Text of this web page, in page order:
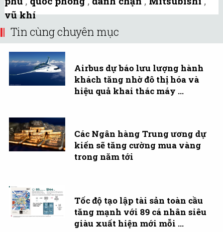
vũ khí
Tin cùng chuyên mục
Airbus dự báo lưu lượng hành
khách tăng nhờ đô thị hóa và
hiệu quả khai thác máy ...
Các Ngân hàng Trung ương dự
kiến sẽ tăng cường mua vàng
trong năm tới
Tốc độ tạo lập tài sản toàn cầu
tăng mạnh với 89 cá nhân siêu
giàu xuất hiện mới mỗi ...